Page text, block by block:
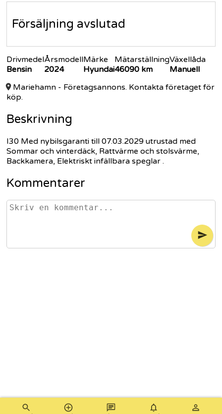
Försäljning avslutad
Drivmedel
Bensin
Årsmodell
2024
Märke
Hyundai
Mätarställning
46090 km
Växellåda
Manuell
Mariehamn - Företagsannons. Kontakta företaget för
köp.
Beskrivning
I30 Med nybilsgaranti till 07.03.2029 utrustad med
Sommar och vinterdäck, Rattvärme och stolsvärme,
Backkamera, Elektriskt infällbara speglar .
Kommentarer